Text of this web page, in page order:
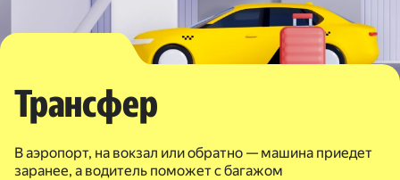
Трансфер
В аэропорт, на вокзал или обратно — машина приедет
заранее, а водитель поможет с багажом